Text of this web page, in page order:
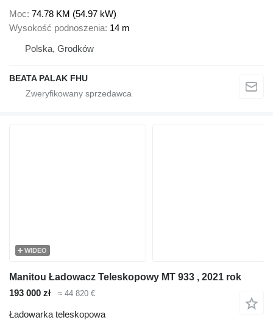
Moc 74.78 KM (54.97 kW)
Wysokość podnoszenia 14 m
Polska, Grodków
BEATA PALAK FHU
WIDEO
Manitou Ładowacz Teleskopowy MT 933 , 2021 rok
193 000 zł
≈ 44 820 €
Ładowarka teleskopowa